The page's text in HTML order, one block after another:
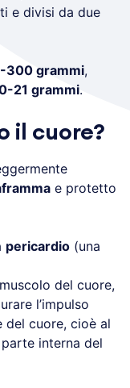
e divisi da due
300 grammi,
21 grammi.
il cuore?
e protetto
pericardio (una
del cuore,
l’impulso
del cuore, cioè al
interna del